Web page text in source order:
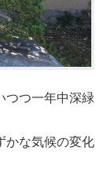
つつ一年中深緑
かな気候の変化